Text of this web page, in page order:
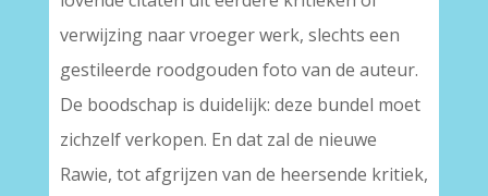
verwijzing naar vroeger werk, slechts een
gestileerde roodgouden foto van de auteur.
De boodschap is duidelijk: deze bundel moet
zichzelf verkopen. En dat zal de nieuwe
Rawie, tot afgrijzen van de heersende kritiek,